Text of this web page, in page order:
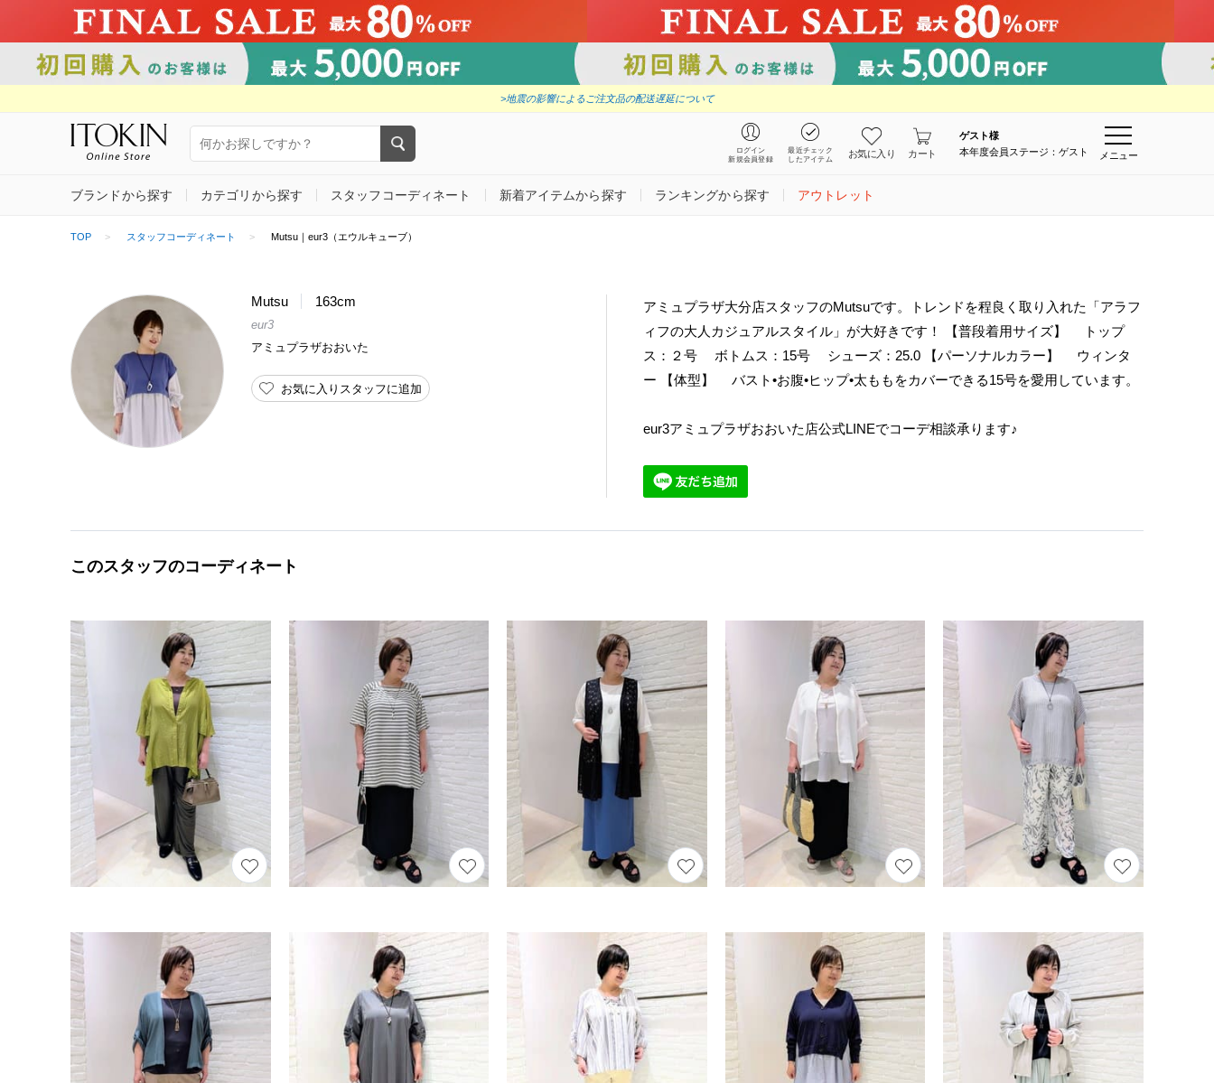
>地震の影響によるご注文品の配送遅延について
ログイン
新規会員登録
最近チェック
したアイテム
お気に入り カート
ゲスト様
本年度会員ステージ：ゲスト
メニュー
ブランドから探す カテゴリから探す スタッフコーディネート 新着アイテムから探す ランキングから探す アウトレット
TOP スタッフコーディネート Mutsu｜eur3（エウルキューブ）
Mutsu 163cm
eur3
アミュプラザおおいた
お気に入りスタッフに追加
アミュプラザ大分店スタッフのMutsuです。トレンドを程良く取り入れた「アラフ
ィフの大人カジュアルスタイル」が大好きです！ 【普段着用サイズ】 トップ
ス：２号 ボトムス：15号 シューズ：25.0 【パーソナルカラー】 ウィンタ
ー 【体型】 バスト•お腹•ヒップ•太ももをカバーできる15号を愛用しています。
eur3アミュプラザおおいた店公式LINEでコーデ相談承ります♪
このスタッフのコーディネート